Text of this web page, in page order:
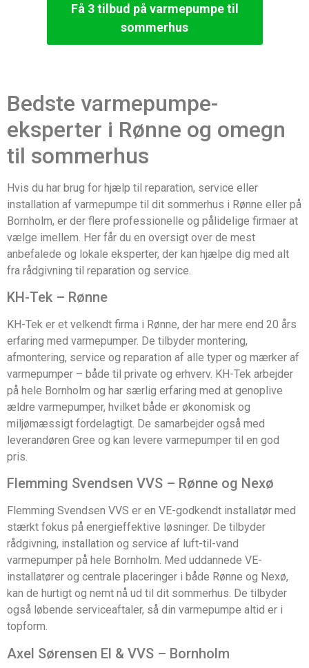
Få 3 tilbud på varmepumpe til
sommerhus
Bedste varmepumpe-
eksperter i Rønne og omegn
til sommerhus
Hvis du har brug for hjælp til reparation, service eller
installation af varmepumpe til dit sommerhus i Rønne eller på
Bornholm, er der flere professionelle og pålidelige firmaer at
vælge imellem. Her får du en oversigt over de mest
anbefalede og lokale eksperter, der kan hjælpe dig med alt
fra rådgivning til reparation og service.
KH-Tek – Rønne
KH-Tek er et velkendt firma i Rønne, der har mere end 20 års
erfaring med varmepumper. De tilbyder montering,
afmontering, service og reparation af alle typer og mærker af
varmepumper – både til private og erhverv. KH-Tek arbejder
på hele Bornholm og har særlig erfaring med at genoplive
ældre varmepumper, hvilket både er økonomisk og
miljømæssigt fordelagtigt. De samarbejder også med
leverandøren Gree og kan levere varmepumper til en god
pris.
Flemming Svendsen VVS – Rønne og Nexø
Flemming Svendsen VVS er en VE-godkendt installatør med
stærkt fokus på energieffektive løsninger. De tilbyder
rådgivning, installation og service af luft-til-vand
varmepumper på hele Bornholm. Med uddannede VE-
installatører og centrale placeringer i både Rønne og Nexø,
kan de hurtigt og nemt nå ud til dit sommerhus. De tilbyder
også løbende serviceaftaler, så din varmepumpe altid er i
topform.
Axel Sørensen El & VVS – Bornholm